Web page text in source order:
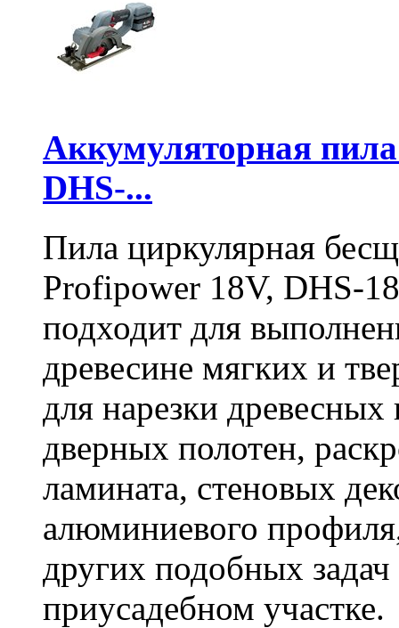
Аккумуляторная
DHS-...
Пила циркулярная
Profipower 18V, DHS-
подходит для
древесине мягких и
для нарезки
дверных полотен,
ламината, стеновых
алюминиевого
других подобных
приусадебном участке.